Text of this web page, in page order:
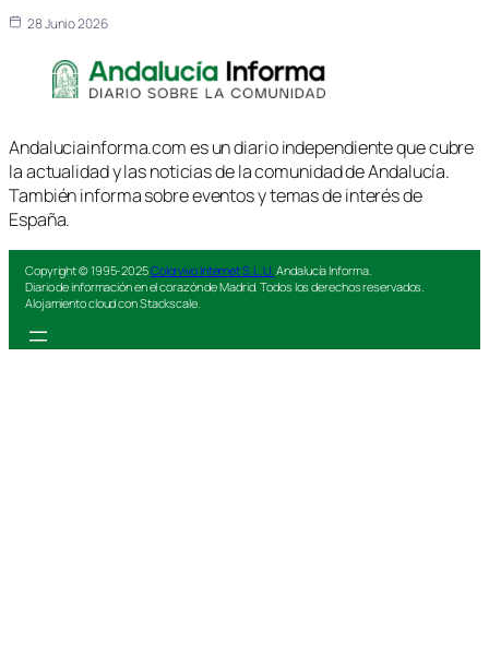
28 Junio 2026
Andaluciainforma.com es un diario independiente que cubre
la actualidad y las noticias de la comunidad de Andalucía.
También informa sobre eventos y temas de interés de
España.
Copyright © 1995-2025Colorvivo Internet S.L.U. Andalucía Informa.
Diario de información en el corazón de Madrid. Todos los derechos reservados.
Alojamiento cloud con Stackscale.